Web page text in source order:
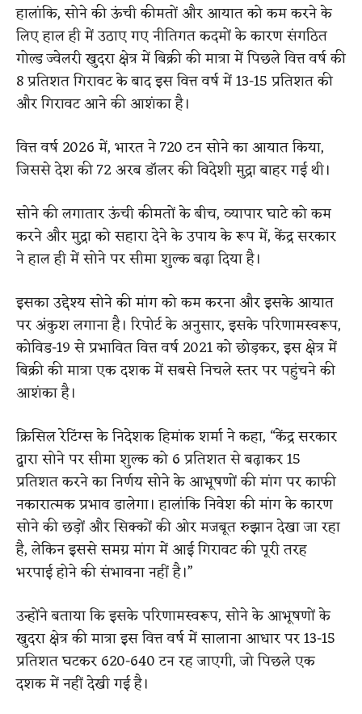
हालांकि, सोने की ऊंची कीमतों और आयात को कम करने के
लिए हाल ही में उठाए गए नीतिगत कदमों के कारण संगठित
गोल्ड ज्वेलरी खुदरा क्षेत्र में बिक्री की मात्रा में पिछले वित्त वर्ष की
8 प्रतिशत गिरावट के बाद इस वित्त वर्ष में 13-15 प्रतिशत की
और गिरावट आने की आशंका है।
वित्त वर्ष 2026 में, भारत ने 720 टन सोने का आयात किया,
जिससे देश की 72 अरब डॉलर की विदेशी मुद्रा बाहर गई थी।
सोने की लगातार ऊंची कीमतों के बीच, व्यापार घाटे को कम
करने और मुद्रा को सहारा देने के उपाय के रूप में, केंद्र सरकार
ने हाल ही में सोने पर सीमा शुल्क बढ़ा दिया है।
इसका उद्देश्य सोने की मांग को कम करना और इसके आयात
पर अंकुश लगाना है। रिपोर्ट के अनुसार, इसके परिणामस्वरूप,
कोविड-19 से प्रभावित वित्त वर्ष 2021 को छोड़कर, इस क्षेत्र में
बिक्री की मात्रा एक दशक में सबसे निचले स्तर पर पहुंचने की
आशंका है।
क्रिसिल रेटिंग्स के निदेशक हिमांक शर्मा ने कहा, “केंद्र सरकार
द्वारा सोने पर सीमा शुल्क को 6 प्रतिशत से बढ़ाकर 15
प्रतिशत करने का निर्णय सोने के आभूषणों की मांग पर काफी
नकारात्मक प्रभाव डालेगा। हालांकि निवेश की मांग के कारण
सोने की छड़ों और सिक्कों की ओर मजबूत रुझान देखा जा रहा
है, लेकिन इससे समग्र मांग में आई गिरावट की पूरी तरह
भरपाई होने की संभावना नहीं है।”
उन्होंने बताया कि इसके परिणामस्वरूप, सोने के आभूषणों के
खुदरा क्षेत्र की मात्रा इस वित्त वर्ष में सालाना आधार पर 13-15
प्रतिशत घटकर 620-640 टन रह जाएगी, जो पिछले एक
दशक में नहीं देखी गई है।